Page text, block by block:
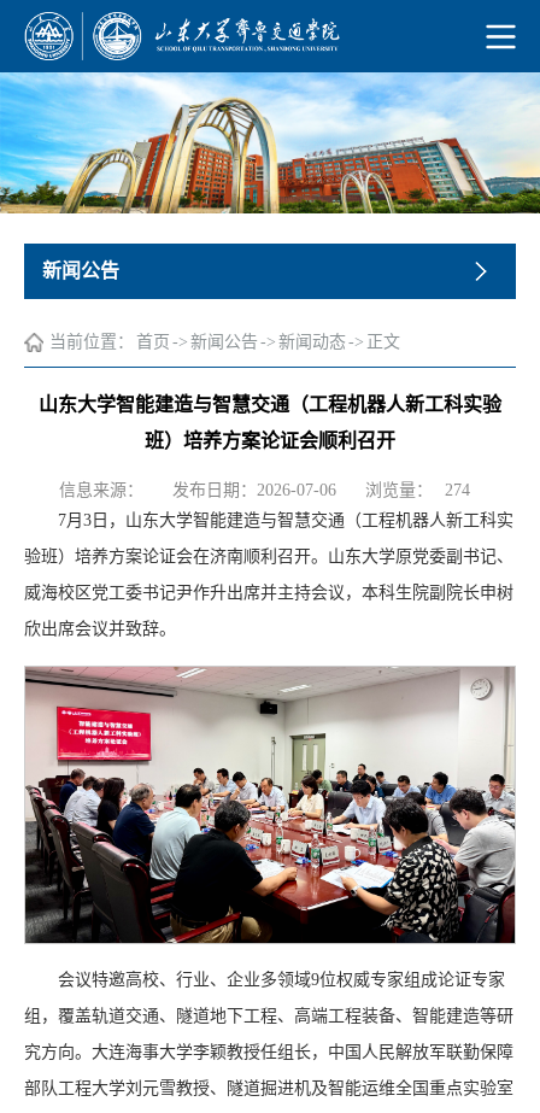
新闻公告
当前位置： 首页 -> 新闻公告 -> 新闻动态-> 正文
山东大学智能建造与智慧交通（工程机器人新工科实验
班）培养方案论证会顺利召开
信息来源： 发布日期：2026-07-06 浏览量：
274
7月3日，山东大学智能建造与智慧交通（工程机器人新工科实
验班）培养方案论证会在济南顺利召开。山东大学原党委副书记、
威海校区党工委书记尹作升出席并主持会议，本科生院副院长申树
欣出席会议并致辞。
会议特邀高校、行业、企业多领域9位权威专家组成论证专家
组，覆盖轨道交通、隧道地下工程、高端工程装备、智能建造等研
究方向。大连海事大学李颖教授任组长，中国人民解放军联勤保障
部队工程大学刘元雪教授、隧道掘进机及智能运维全国重点实验室